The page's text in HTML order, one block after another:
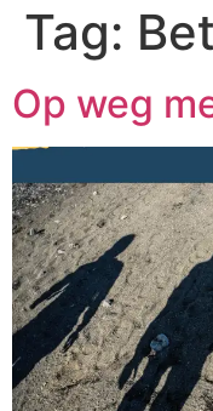
Tag:
Op weg